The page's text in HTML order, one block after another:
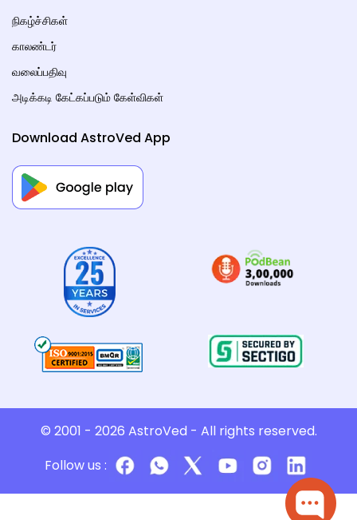
நிகழ்ச்சிகள்
காலண்டர்
வலைப்பதிவு
அடிக்கடி கேட்கப்படும் கேள்விகள்
Download AstroVed App
© 2001 - 2026 AstroVed - All rights reserved.
Follow us :